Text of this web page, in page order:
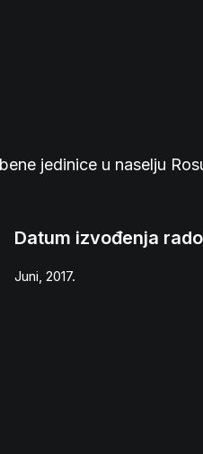
jedinice u naselju
Datum izvođenja
Juni, 2017.